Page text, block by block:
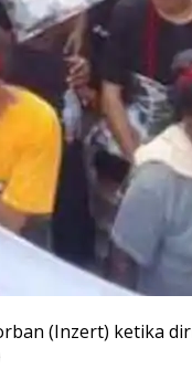
(Inzert) ketika